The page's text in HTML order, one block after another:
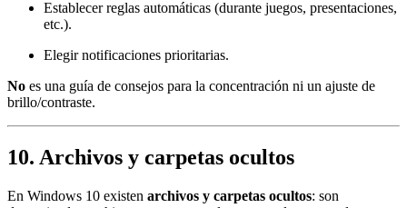
Establecer reglas automáticas (durante juegos, presentaciones,
etc.).
Elegir notificaciones prioritarias.
No es una guía de consejos para la concentración ni un ajuste de
brillo/contraste.
10. Archivos y carpetas ocultos
En Windows 10 existen archivos y carpetas ocultos: son